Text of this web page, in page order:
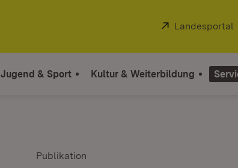
Extern:
Landesportal
Jugend & Sport Kultur & Weiterbildung
Publikation